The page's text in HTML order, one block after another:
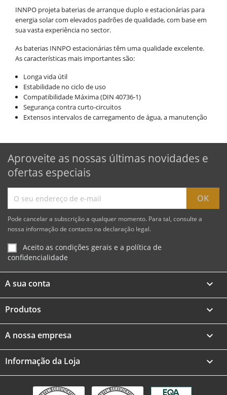
INNPO projeta baterias de arranque duplo e estacionárias para
energia solar com elevados padrões de qualidade, com base em
sua vasta experiência no sector.
As baterias INNPO estacionárias têm uma qualidade excelente.
As características mais importantes são:
Longa vida útil
Estabilidade no ciclo de uso
Compatibilidade Máxima (DIN 40736-1)
Segurança contra curto-circuitos
Extensos intervalos de carregamento de água, a manutenção
Aproveite as nossas últimas novidades e
ofertas especiais
Pode cancelar a subscrição a qualquer momento. Para tal, consulte a
nossa informação de contacto na declaração legal.
Aceito as condições gerais e a política de
confidencialidade
A sua conta 
Produtos 
A nossa empresa 
Informação da Loja keyboard_arrow_down